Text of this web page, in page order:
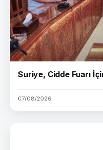
Suriye, Cidde Fuarı
07/08/2026